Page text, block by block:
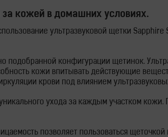
кожей в домашних условиях.
ультразвуковой щетки Sapphire
подобранной конфигурации щетинок.
кожи впитывать действующие
крови под влиянием
ухода за каждым участком кожи.
позволяет пользоваться